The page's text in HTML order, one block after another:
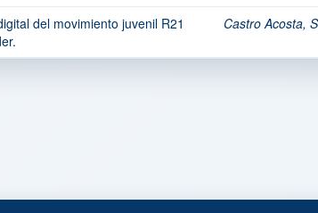
del movimiento juvenil R21
Castro Acosta,